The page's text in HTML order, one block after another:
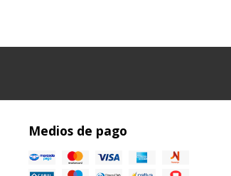
Medios de pago